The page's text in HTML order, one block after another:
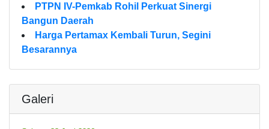
PTPN IV-Pemkab Rohil Perkuat Sinergi
Bangun Daerah
Harga Pertamax Kembali Turun, Segini
Besarannya
Galeri